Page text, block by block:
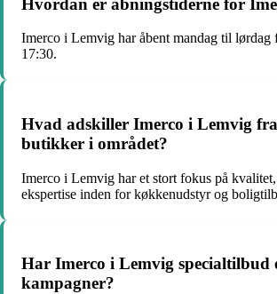
Imerco i Lemvig har åbent mandag til lørdag
17:30.
Hvad adskiller Imerco i Lemvig
butikker i området?
Imerco i Lemvig har et stort fokus på
ekspertise inden for køkkenudstyr og
Har Imerco i Lemvig specialtilbud
kampagner?